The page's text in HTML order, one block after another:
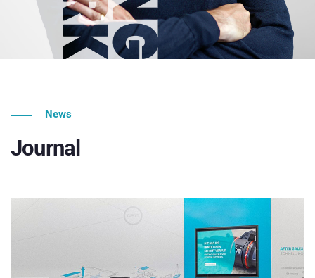
News
Journal